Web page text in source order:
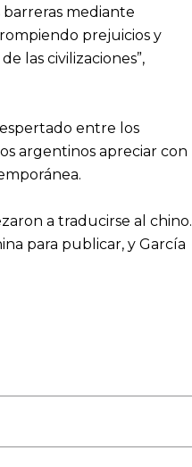
barreras mediante
prejuicios y
las civilizaciones”,
entre los
argentinos apreciar con
a traducirse al chino.
para publicar, y García